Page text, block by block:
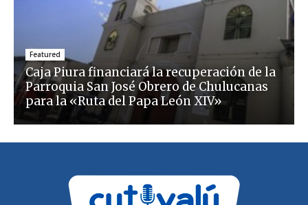
Featured
Caja Piura financiará la recuperación de la
Parroquia San José Obrero de Chulucanas
para la «Ruta del Papa León XIV»